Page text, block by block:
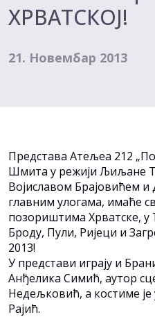
ХРВАТСКОЈ!
21. Новембар 2013
Представа Атељеа 212
Шмита у режији Љиљане
Војиславом Брајовићем
главним улогама, имаће
позориштима Хрватске, у
Броду, Пули, Ријеци и
2013!
У представи играју и
Анђелика Симић, аутор
Недељковић, а костиме
Рајић.